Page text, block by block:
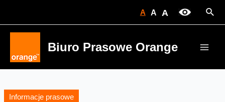
A A A
Biuro Prasowe Orange
Informacje prasowe